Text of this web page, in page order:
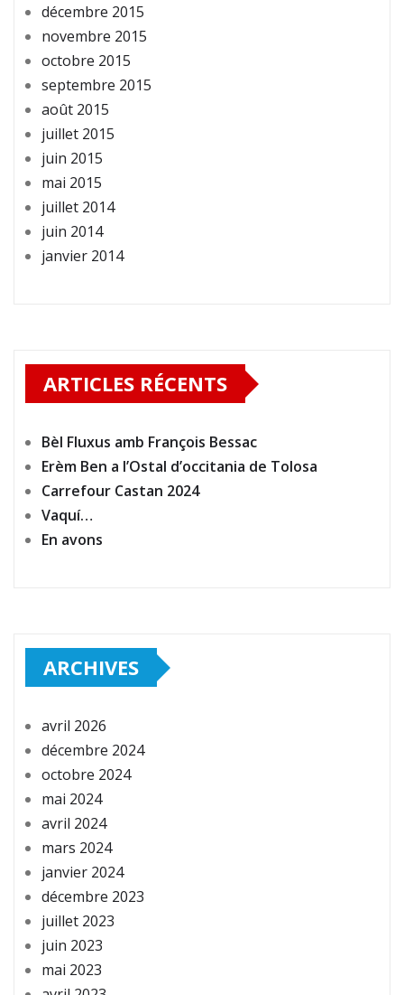
décembre 2015
novembre 2015
octobre 2015
septembre 2015
août 2015
juillet 2015
juin 2015
mai 2015
juillet 2014
juin 2014
janvier 2014
ARTICLES RÉCENTS
Bèl Fluxus amb François Bessac
Erèm Ben a l’Ostal d’occitania de Tolosa
Carrefour Castan 2024
Vaquí…
En avons
ARCHIVES
avril 2026
décembre 2024
octobre 2024
mai 2024
avril 2024
mars 2024
janvier 2024
décembre 2023
juillet 2023
juin 2023
mai 2023